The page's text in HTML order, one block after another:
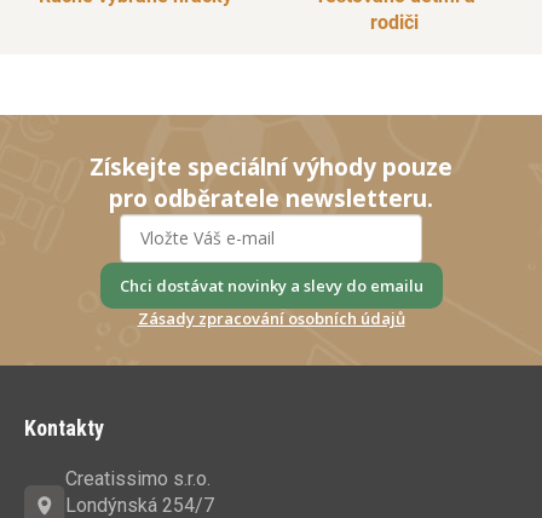
rodiči
Získejte speciální výhody pouze
pro odběratele newsletteru.
Chci dostávat novinky a slevy do emailu
Zásady zpracování osobních údajů
Kontakty
Creatissimo s.r.o.
Londýnská 254/7